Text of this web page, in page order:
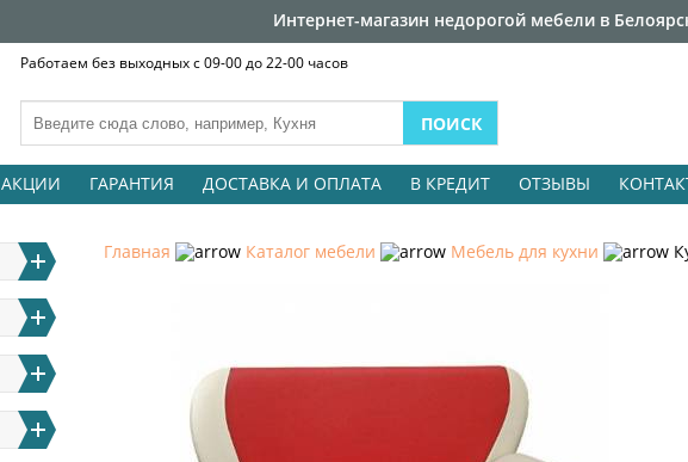
Интернет-магазин недорогой мебели в
Работаем без выходных с 09-00 до 22-00 часов
АКЦИИ ГАРАНТИЯ ДОСТАВКА И ОПЛАТА В КРЕДИТ ОТЗЫВЫ
Главная Каталог мебели Мебель для кухни